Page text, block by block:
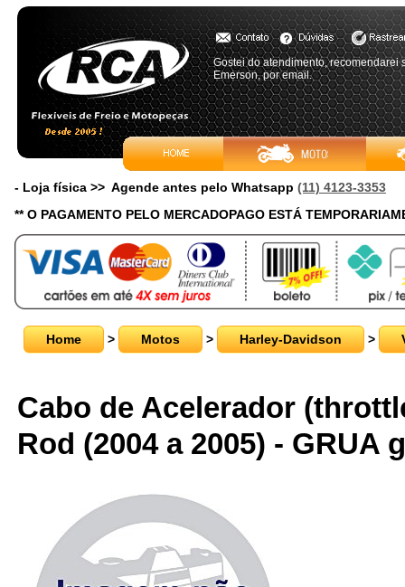
Gostei do atendimento, recomendarei
Emerson, por email.
- Loja física >> Agende antes pelo Whatsapp (11) 4123-3353
** O PAGAMENTO PELO MERCADOPAGO ESTÁ
Home > Motos > Harley-Davidson >
Cabo de Acelerador
Rod (2004 a 2005) - GRUA